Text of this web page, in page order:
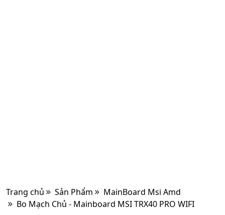
Trang chủ Sản Phẩm
MainBoard Msi Amd
Bo Mạch Chủ - Mainboard MSI TRX40 PRO WIFI